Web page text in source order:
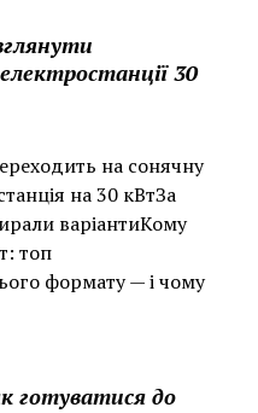
30
на сонячну
на 30 кВтЗа
варіантиКому
топ
формату — і чому
готуватися до